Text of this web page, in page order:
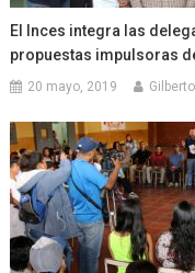
El Inces integra las
propuestas impulsoras
20 mayo, 2019